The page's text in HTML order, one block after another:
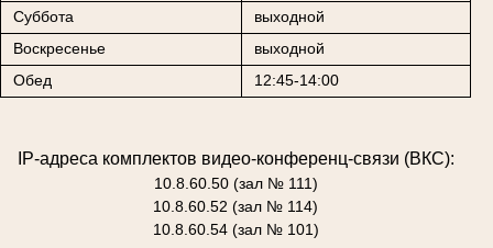
Суббота
выходной
Воскресенье
выходной
Обед
12:45-14:00
IP-адреса комплектов видео-конференц-связи (ВКС):
10.8.60.50 (зал № 111)
10.8.60.52 (зал № 114)
10.8.60.54 (зал № 101)